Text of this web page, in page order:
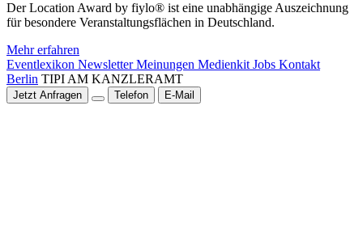
Der Location Award by fiylo® ist eine unabhängige Auszeichnung
für besondere Veranstaltungsflächen in Deutschland.
Mehr erfahren
Eventlexikon NewsletterMeinungen Medienkit Jobs Kontakt
Berlin TIPI AM KANZLERAMT
Jetzt Anfragen Telefon E-Mail